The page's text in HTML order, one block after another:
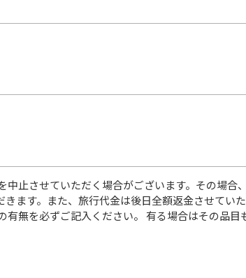
中止させていただく場合がございます。その場合
ます。また、旅行代金は後日全額返金させていた
無を必ずご記入ください。 有る場合はその品目